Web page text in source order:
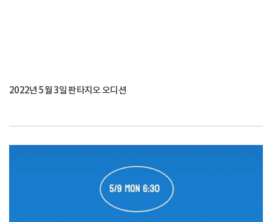
2022년 5월 3일 판타지오 오디션